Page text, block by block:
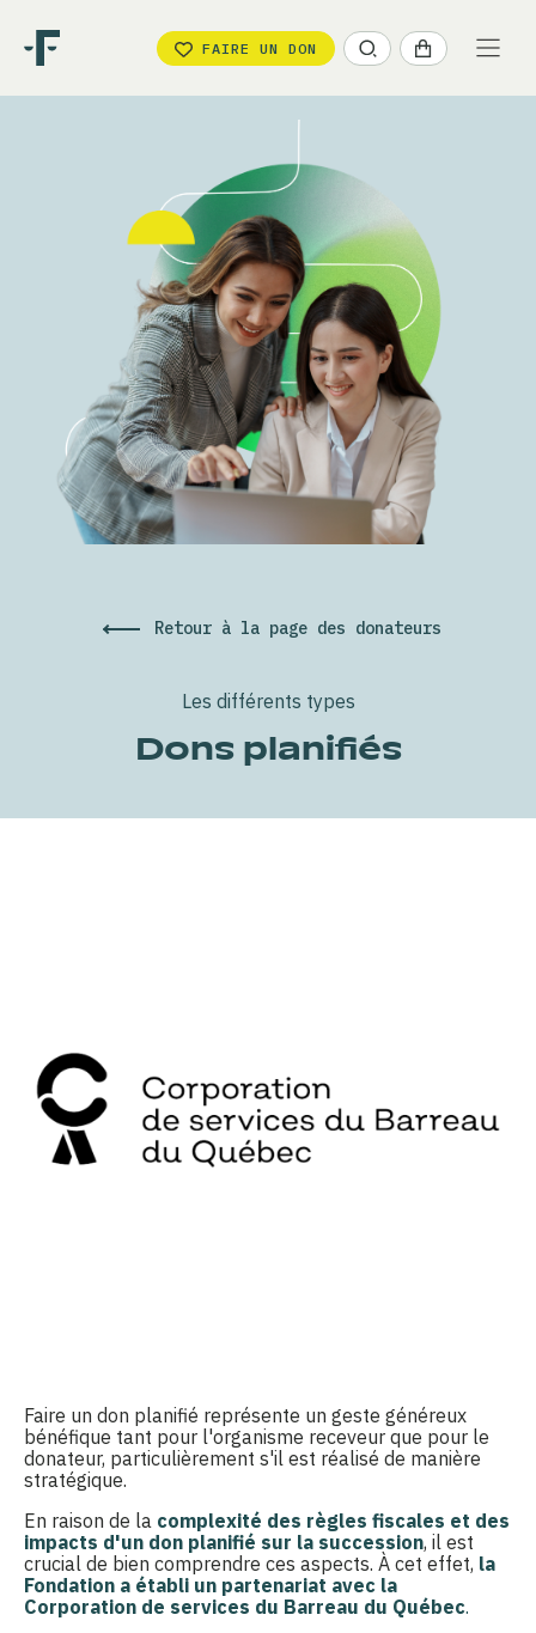
FAIRE UN DON
Retour à la page des donateurs
Les différents types
Dons planifiés
Faire un don planifié représente un geste généreux
bénéfique tant pour l'organisme receveur que pour le
donateur, particulièrement s'il est réalisé de manière
stratégique.
En raison de la complexité des règles fiscales et des
impacts d'un don planifié sur la succession, il est
crucial de bien comprendre ces aspects. À cet effet, la
Fondation a établi un partenariat avec la
Corporation de services du Barreau du Québec.